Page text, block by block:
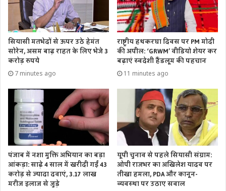
सियासी मतभेदों से ऊपर उठे हेमंत
सोरेन, असम बाढ़ राहत के लिए भेजे 3
करोड़ रुपये
7 minutes ago
राष्ट्रीय हथकरघा दिवस पर PM मोदी
की अपील: ‘GRWM’ वीडियो शेयर कर
बढ़ाएं स्वदेशी हैंडलूम की पहचान
11 minutes ago
पंजाब में नशा मुक्ति अभियान का बड़ा
आंकड़ा: साढ़े 4 साल में खरीदी गईं 43
करोड़ से ज्यादा दवाएं, 3.17 लाख
मरीज इलाज से जुड़े
यूपी चुनाव से पहले सियासी संग्राम:
ओपी राजभर का अखिलेश यादव पर
तीखा हमला, PDA और कानून-
व्यवस्था पर उठाए सवाल